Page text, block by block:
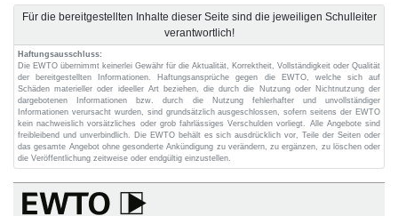
Für die bereitgestellten Inhalte dieser Seite sind die jeweiligen Schulleiter
verantwortlich!
Haftungsausschluss:
Die EWTO übernimmt keinerlei Gewähr für die Aktualität, Korrektheit, Vollständigkeit oder Qualität
der bereitgestellten Informationen. Haftungsansprüche gegen die EWTO, welche sich auf
Schäden materieller oder ideeller Art beziehen, die durch die Nutzung oder Nichtnutzung der
dargebotenen Informationen bzw. durch die Nutzung fehlerhafter und unvollständiger
Informationen verursacht wurden, sind grundsätzlich ausgeschlossen, sofern seitens der EWTO
kein nachweislich vorsätzliches oder grob fahrlässiges Verschulden vorliegt. Alle Angebote sind
freibleibend und unverbindlich. Die EWTO behält es sich ausdrücklich vor, Teile der Seiten oder
das gesamte Angebot ohne gesonderte Ankündigung zu verändern, zu ergänzen, zu löschen oder
die Veröffentlichung zeitweise oder endgültig einzustellen.